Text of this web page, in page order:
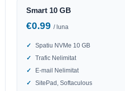
Smart 10 GB
€0.99 / luna
Spatiu NVMe 10 GB
Trafic Nelimitat
E-mail Nelimitat
SitePad, Softaculous